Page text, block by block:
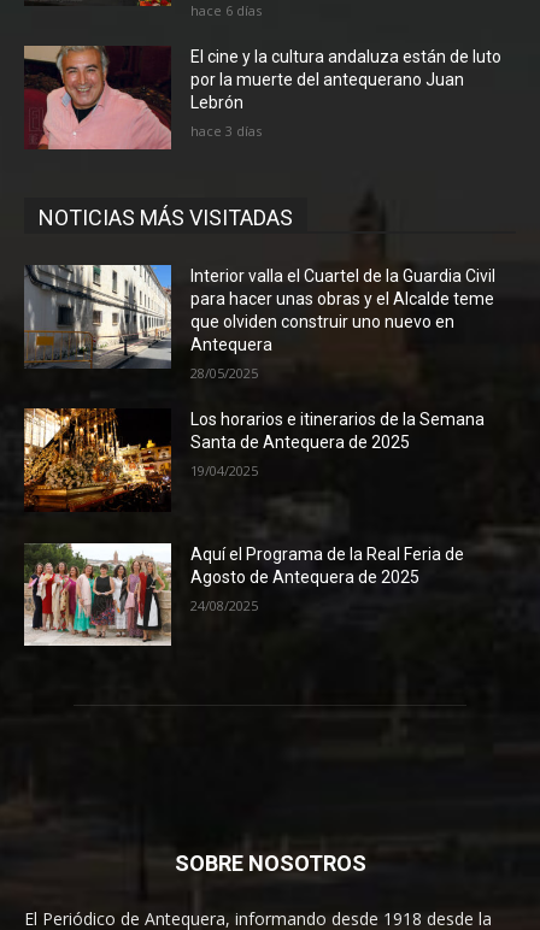
hace 6 días
El cine y la cultura andaluza están de luto
por la muerte del antequerano Juan
Lebrón
hace 3 días
NOTICIAS MÁS VISITADAS
Interior valla el Cuartel de la Guardia Civil
para hacer unas obras y el Alcalde teme
que olviden construir uno nuevo en
Antequera
28/05/2025
Los horarios e itinerarios de la Semana
Santa de Antequera de 2025
19/04/2025
Aquí el Programa de la Real Feria de
Agosto de Antequera de 2025
24/08/2025
SOBRE NOSOTROS
El Periódico de Antequera, informando desde 1918 desde la